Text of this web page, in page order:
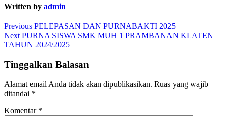
Written by admin
Navigasi
pos
Previous Previous
post:
PELEPASAN DAN PURNABAKTI 2025
Next Next
post:
PURNA SISWA SMK MUH 1 PRAMBANAN KLATEN
TAHUN 2024/2025
Tinggalkan Balasan
Alamat email Anda tidak akan dipublikasikan. Ruas yang wajib
ditandai *
Komentar *